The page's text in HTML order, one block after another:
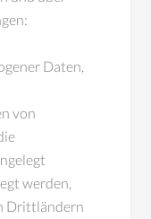
Daten,
von
werden,
Drittländern